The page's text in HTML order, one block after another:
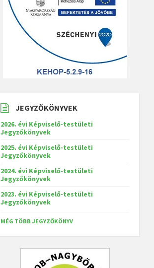
JEGYZŐKÖNYVEK
2026. évi Képviselő-testületi
Jegyzőkönyvek
2025. évi Képviselő-testületi
Jegyzőkönyvek
2024. évi Képviselő-testületi
Jegyzőkönyvek
2023. évi Képviselő-testületi
Jegyzőkönyvek
MÉG TÖBB JEGYZŐKÖNYV